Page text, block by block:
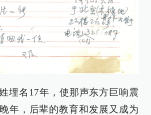
埋名17年，使那声东方巨响震
年，后辈的教育和发展又成为